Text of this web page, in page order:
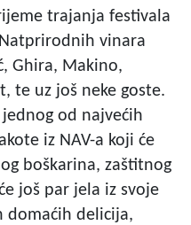
trajanja festivala
vinara
Ghira, Makino,
te uz još neke goste.
od najvećih
iz NAV-a koji će
boškarina, zaštitnog
još par jela iz svoje
domaćih delicija,